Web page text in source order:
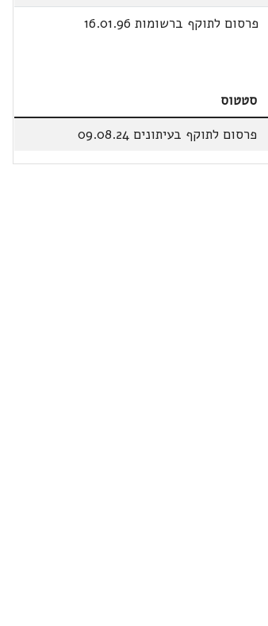
פרסום לתוקף ברשומות 16.01.96
סטטוס
פרסום לתוקף בעיתונים 09.08.24